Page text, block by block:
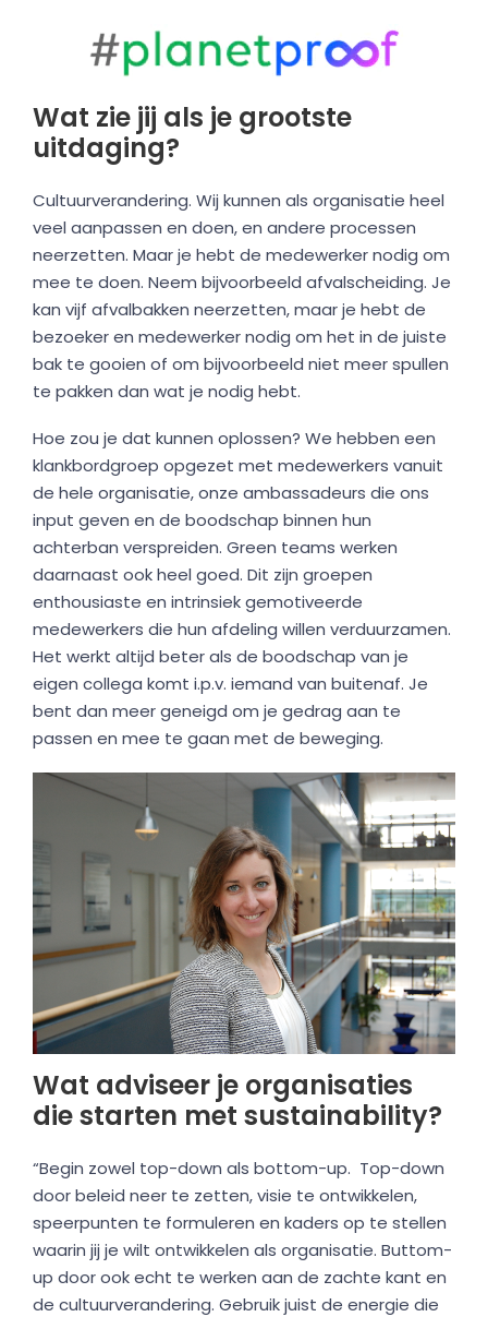
Wat zie jij als je grootste
uitdaging?
Cultuurverandering. Wij kunnen als organisatie heel
veel aanpassen en doen, en andere processen
neerzetten. Maar je hebt de medewerker nodig om
mee te doen. Neem bijvoorbeeld afvalscheiding. Je
kan vijf afvalbakken neerzetten, maar je hebt de
bezoeker en medewerker nodig om het in de juiste
bak te gooien of om bijvoorbeeld niet meer spullen
te pakken dan wat je nodig hebt.
Hoe zou je dat kunnen oplossen? We hebben een
klankbordgroep opgezet met medewerkers vanuit
de hele organisatie, onze ambassadeurs die ons
input geven en de boodschap binnen hun
achterban verspreiden. Green teams werken
daarnaast ook heel goed. Dit zijn groepen
enthousiaste en intrinsiek gemotiveerde
medewerkers die hun afdeling willen verduurzamen.
Het werkt altijd beter als de boodschap van je
eigen collega komt i.p.v. iemand van buitenaf. Je
bent dan meer geneigd om je gedrag aan te
passen en mee te gaan met de beweging.
Wat adviseer je organisaties
die starten met sustainability?
“Begin zowel top-down als bottom-up. Top-down
door beleid neer te zetten, visie te ontwikkelen,
speerpunten te formuleren en kaders op te stellen
waarin jij je wilt ontwikkelen als organisatie. Buttom-
up door ook echt te werken aan de zachte kant en
de cultuurverandering. Gebruik juist de energie die